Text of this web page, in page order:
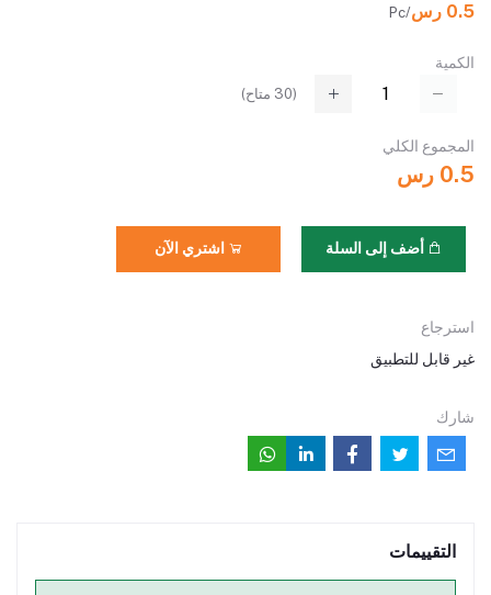
0.5 رس /Pc
الكمية
(
30 متاح)
المجموع الكلي
0.5 رس
أضف إلى السلة اشتري الآن
استرجاع
غير قابل للتطبيق
شارك
التقييمات